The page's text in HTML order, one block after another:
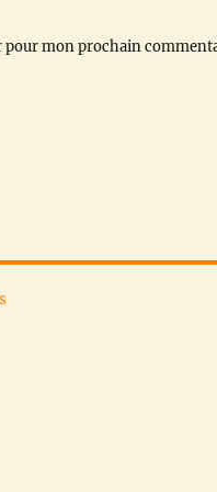
mon prochain